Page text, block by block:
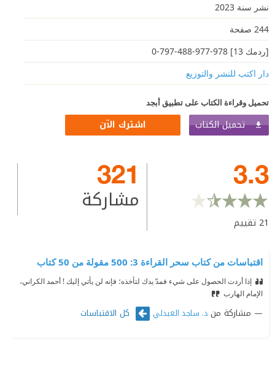
نشر سنة 2023
244 صفحة
[ردمك 13] 978-977-488-797-0
دار اكتب للنشر والتوزيع
تحميل وقراءة الكتاب على تطبيق أبجد
تحميل الكتاب اشترك الآن
3.3
21 تقييم
321
مشاركة
اقتباسات من كتاب سحر القراءة 3: 500 مقولة من 50 كتاب
إذا أردت الحصول على شيء فمدّ يدك لتأخذه؛ فإنه لن يأتي إليك ! ‫أحمد الكراني،
الإمام الهارب
مشاركة من د. ساجد العبدلي كل الاقتباسات